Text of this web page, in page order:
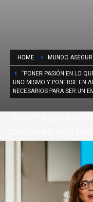
HOME MUNDO
“PONER PASIÓN EN LO
UNO MISMO Y PONERSE EN
NECESARIOS PARA SER UN
son algunos de
ser un